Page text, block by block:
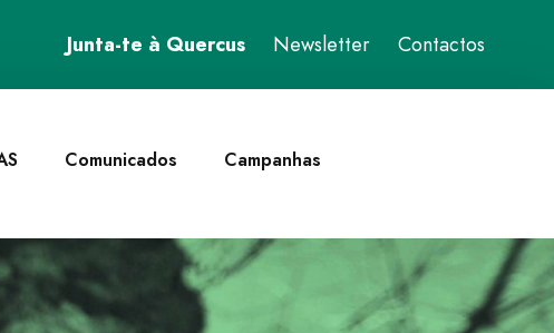
Junta-te à Quercus Newsletter Contactos
Comunicados Campanhas